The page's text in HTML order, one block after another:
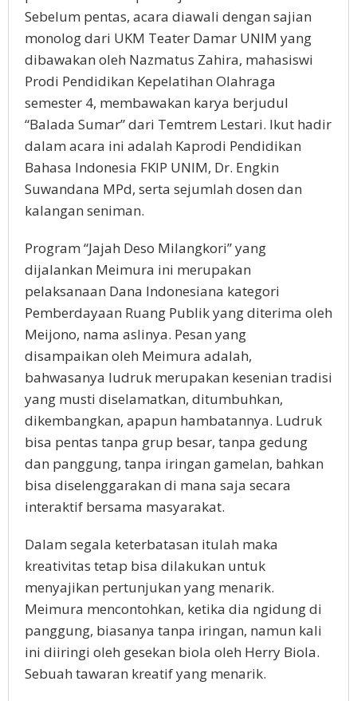
Sebelum pentas, acara diawali dengan sajian
monolog dari UKM Teater Damar UNIM yang
dibawakan oleh Nazmatus Zahira, mahasiswi
Prodi Pendidikan Kepelatihan Olahraga
semester 4, membawakan karya berjudul
“Balada Sumar” dari Temtrem Lestari. Ikut hadir
dalam acara ini adalah Kaprodi Pendidikan
Bahasa Indonesia FKIP UNIM, Dr. Engkin
Suwandana MPd, serta sejumlah dosen dan
kalangan seniman.
Program “Jajah Deso Milangkori” yang
dijalankan Meimura ini merupakan
pelaksanaan Dana Indonesiana kategori
Pemberdayaan Ruang Publik yang diterima oleh
Meijono, nama aslinya. Pesan yang
disampaikan oleh Meimura adalah,
bahwasanya ludruk merupakan kesenian tradisi
yang musti diselamatkan, ditumbuhkan,
dikembangkan, apapun hambatannya. Ludruk
bisa pentas tanpa grup besar, tanpa gedung
dan panggung, tanpa iringan gamelan, bahkan
bisa diselenggarakan di mana saja secara
interaktif bersama masyarakat.
Dalam segala keterbatasan itulah maka
kreativitas tetap bisa dilakukan untuk
menyajikan pertunjukan yang menarik.
Meimura mencontohkan, ketika dia ngidung di
panggung, biasanya tanpa iringan, namun kali
ini diiringi oleh gesekan biola oleh Herry Biola.
Sebuah tawaran kreatif yang menarik.